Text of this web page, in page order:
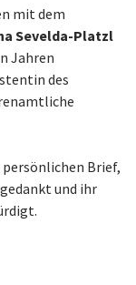
mit dem
Sevelda-Platzl
Jahren
des
Brief,
und ihr